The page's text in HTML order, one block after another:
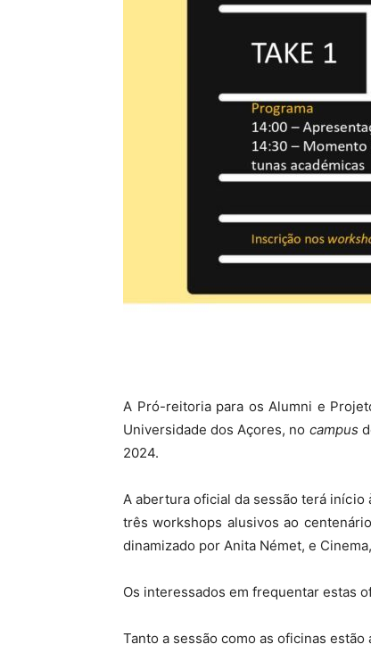
A Pró-reitoria para os Alumni e
Universidade dos Açores, no campus
2024.
A abertura oficial da sessão terá início
três workshops alusivos ao
dinamizado por Anita Német, e
Os interessados em frequentar estas
Tanto a sessão como as oficinas